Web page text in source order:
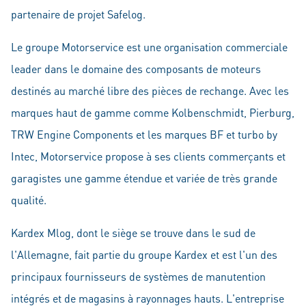
partenaire de projet Safelog.
Le groupe Motorservice est une organisation commerciale
leader dans le domaine des composants de moteurs
destinés au marché libre des pièces de rechange. Avec les
marques haut de gamme comme Kolbenschmidt, Pierburg,
TRW Engine Components et les marques BF et turbo by
Intec, Motorservice propose à ses clients commerçants et
garagistes une gamme étendue et variée de très grande
qualité.
Kardex Mlog, dont le siège se trouve dans le sud de
l'Allemagne, fait partie du groupe Kardex et est l'un des
principaux fournisseurs de systèmes de manutention
intégrés et de magasins à rayonnages hauts. L'entreprise